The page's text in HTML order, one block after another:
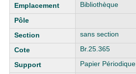
Bibliothèque
sans section
Br.25.365
Papier Périodique